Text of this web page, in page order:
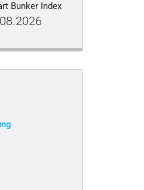
Bunker Index